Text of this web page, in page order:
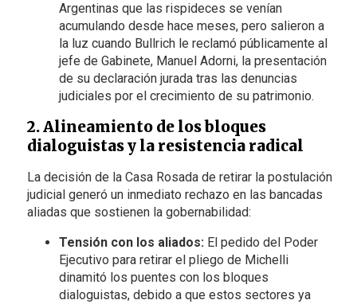
Argentinas que las rispideces se venían
acumulando desde hace meses, pero salieron a
la luz cuando Bullrich le reclamó públicamente al
jefe de Gabinete, Manuel Adorni, la presentación
de su declaración jurada tras las denuncias
judiciales por el crecimiento de su patrimonio.
2. Alineamiento de los bloques
dialoguistas y la resistencia radical
La decisión de la Casa Rosada de retirar la postulación
judicial generó un inmediato rechazo en las bancadas
aliadas que sostienen la gobernabilidad:
Tensión con los aliados:El pedido del Poder
Ejecutivo para retirar el pliego de Michelli
dinamitó los puentes con los bloques
dialoguistas, debido a que estos sectores ya